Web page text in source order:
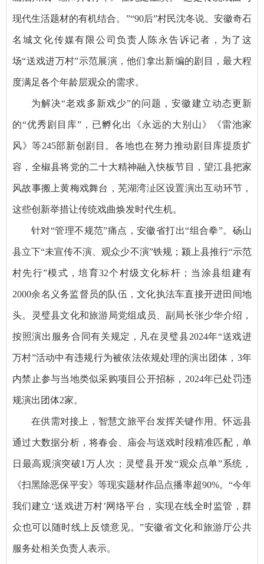
现代生活题材的有机结合。”“90后”村民沈冬说。安徽奇石
名城文化传媒有限公司负责人陈永告诉记者，为了这
场“送戏进万村”示范展演，他们拿出新编的剧目，最大程
度满足各个年龄层观众的需求。
为解决“老戏多新戏少”的问题，安徽建立动态更新
的“优秀剧目库”，已孵化出《永远的大别山》《雷池家
风》等245部新创剧目。各地也在努力推动剧目库提质扩
容，全椒县将党的二十大精神融入快板节目，望江县把家
风故事搬上黄梅戏舞台，芜湖湾沚区设置演出互动环节，
这些创新举措让传统戏曲焕发时代生机。
针对“管理不规范”痛点，安徽省打出“组合拳”。砀山
县立下“未宣传不演、观众少不演”铁规；颍上县推行“示范
村先行”模式，培育32个村级文化标杆；当涂县组建有
2000余名义务监督员的队伍，文化执法车直接开进田间地
头。灵璧县文化和旅游局党组成员、副局长张少华介绍，
按照演出服务合同有关规定，凡在灵璧县2024年“送戏进
万村”活动中有违规行为被依法依规处理的演出团体，3年
内禁止参与当地类似采购项目公开招标，2024年已处罚违
规演出团体2家。
在供需对接上，智慧文旅平台发挥关键作用。怀远县
通过大数据分析，将春会、庙会与送戏时段精准匹配，单
日最高观演突破1万人次；灵璧县开发“观众点单”系统，
《扫黑除恶保平安》等现实题材作品点播率超90%。“今年
我们建立‘送戏进万村’网络平台，实现在线全时监管，群
众也可以随时线上反馈意见。”安徽省文化和旅游厅公共
服务处相关负责人表示。